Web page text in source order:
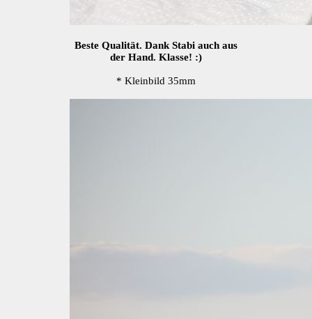
Beste Qualität. Dank Stabi auch aus
der Hand. Klasse! :)
* Kleinbild 35mm